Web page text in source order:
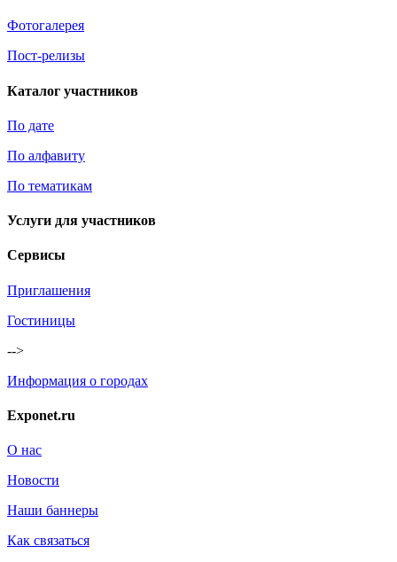
Фотогалерея
Пост-релизы
Каталог участников
По дате
По алфавиту
По тематикам
Услуги для участников
Сервисы
Приглашения
Гостиницы
-->
Информация о городах
Exponet.ru
О нас
Новости
Наши баннеры
Как связаться